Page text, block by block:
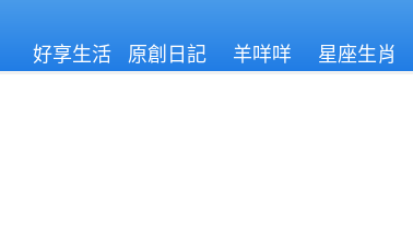
好享生活 原創日記 羊咩咩 星座生肖